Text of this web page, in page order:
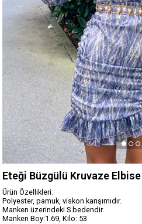
Eteği Büzgülü Kruvaze Elbise
Ürün Özellikleri:
Polyester, pamuk, viskon karışımıdır.
Manken üzerindeki S bedendir.
Manken Boy:1.69, Kilo: 53